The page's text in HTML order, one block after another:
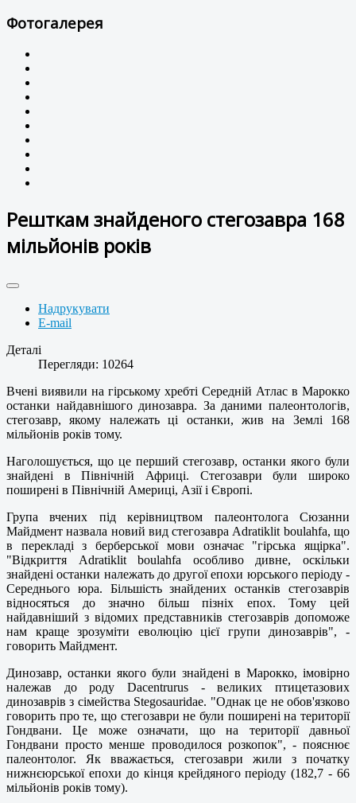
Фотогалерея
Решткам знайденого стегозавра 168
мільйонів років
Надрукувати
E-mail
Деталі
Перегляди: 10264
Вчені виявили на гірському хребті Середній Атлас в Марокко
останки найдавнішого динозавра. За даними палеонтологів,
стегозавр, якому належать ці останки, жив на Землі 168
мільйонів років тому.
Наголошується, що це перший стегозавр, останки якого були
знайдені в Північній Африці. Стегозаври були широко
поширені в Північній Америці, Азії і Європі.
Група вчених під керівництвом палеонтолога Сюзанни
Майдмент назвала новий вид стегозавра Adratiklit boulahfa, що
в перекладі з берберської мови означає "гірська ящірка".
"Відкриття Adratiklit boulahfa особливо дивне, оскільки
знайдені останки належать до другої епохи юрського періоду -
Середнього юра. Більшість знайдених останків стегозаврів
відносяться до значно більш пізніх епох. Тому цей
найдавніший з відомих представників стегозаврів допоможе
нам краще зрозуміти еволюцію цієї групи динозаврів", -
говорить Майдмент.
Динозавр, останки якого були знайдені в Марокко, імовірно
належав до роду Dacentrurus - великих птицетазових
динозаврів з сімейства Stegosauridae. "Однак це не обов'язково
говорить про те, що стегозаври не були поширені на території
Гондвани. Це може означати, що на території давньої
Гондвани просто менше проводилося розкопок", - пояснює
палеонтолог. Як вважається, стегозаври жили з початку
нижнєюрської епохи до кінця крейдяного періоду (182,7 - 66
мільйонів років тому).